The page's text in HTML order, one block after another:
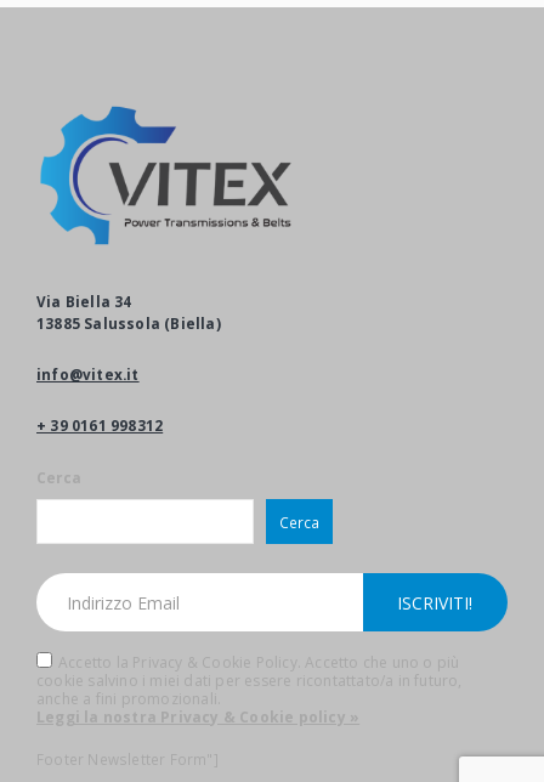
Via Biella 34
13885 Salussola (Biella)
info@vitex.it
+ 39 0161 998312
Cerca
Cerca
Accetto la Privacy & Cookie Policy. Accetto che uno o più
cookie salvino i miei dati per essere ricontattato/a in futuro,
anche a fini promozionali.
Leggi la nostra Privacy & Cookie policy »
Footer Newsletter Form"]